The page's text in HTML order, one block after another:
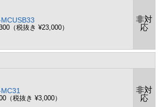
（税抜き ¥23,000）
非対
応
（税抜き ¥3,000）
非対
応